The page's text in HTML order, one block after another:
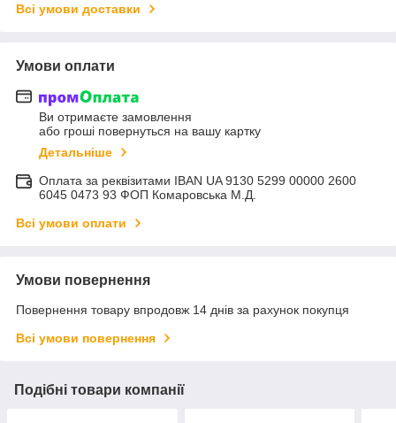
Всі умови доставки
Умови оплати
Ви отримаєте замовлення
або гроші повернуться на вашу картку
Детальніше
Оплата за реквізитами IBAN UA 9130 5299 00000 2600
6045 0473 93 ФОП Комаровська М.Д.
Всі умови оплати
Умови повернення
Повернення товару впродовж 14 днів за рахунок покупця
Всі умови повернення
Подібні товари компанії